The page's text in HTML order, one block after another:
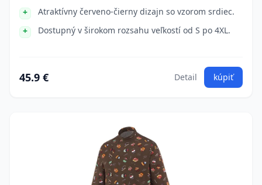
Atraktívny červeno-čierny dizajn so vzorom srdiec.
Dostupný v širokom rozsahu veľkostí od S po 4XL.
45.9 € Detail kúpiť